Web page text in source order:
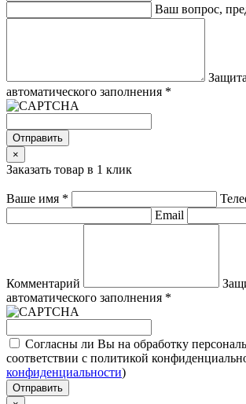
Ваш вопрос,
автоматического заполнения *
Отправить
×
Заказать товар в 1 клик
Ваше имя *
Email
Комментарий
автоматического заполнения *
Согласны ли Вы на обработку
соответствии с политикой
конфиденциальности)
Отправить